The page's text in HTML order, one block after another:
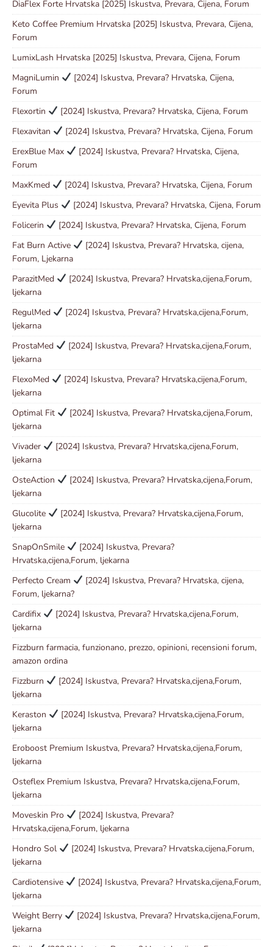
DiaFlex Forte Hrvatska [2025] Iskustva, Prevara, Cijena, Forum
Keto Coffee Premium Hrvatska [2025] Iskustva, Prevara, Cijena,
Forum
LumixLash Hrvatska [2025] Iskustva, Prevara, Cijena, Forum
MagniLumin
[2024] Iskustva, Prevara? Hrvatska, Cijena,
Forum
Flexortin
[2024] Iskustva, Prevara? Hrvatska, Cijena, Forum
Flexavitan
[2024] Iskustva, Prevara? Hrvatska, Cijena, Forum
ErexBlue Max
[2024] Iskustva, Prevara? Hrvatska, Cijena,
Forum
MaxKmed
[2024] Iskustva, Prevara? Hrvatska, Cijena, Forum
Eyevita Plus
[2024] Iskustva, Prevara? Hrvatska, Cijena, Forum
Folicerin
[2024] Iskustva, Prevara? Hrvatska, Cijena, Forum
Fat Burn Active
[2024] Iskustva, Prevara? Hrvatska, cijena,
Forum, Ljekarna
ParazitMed
[2024] Iskustva, Prevara? Hrvatska,cijena,Forum,
ljekarna
RegulMed
[2024] Iskustva, Prevara? Hrvatska,cijena,Forum,
ljekarna
ProstaMed
[2024] Iskustva, Prevara? Hrvatska,cijena,Forum,
ljekarna
FlexoMed
[2024] Iskustva, Prevara? Hrvatska,cijena,Forum,
ljekarna
Optimal Fit
[2024] Iskustva, Prevara? Hrvatska,cijena,Forum,
ljekarna
Vivader
[2024] Iskustva, Prevara? Hrvatska,cijena,Forum,
ljekarna
OsteAction
[2024] Iskustva, Prevara? Hrvatska,cijena,Forum,
ljekarna
Glucolite
[2024] Iskustva, Prevara? Hrvatska,cijena,Forum,
ljekarna
SnapOnSmile
[2024] Iskustva, Prevara?
Hrvatska,cijena,Forum, ljekarna
Perfecto Cream
[2024] Iskustva, Prevara? Hrvatska, cijena,
Forum, ljekarna?
Cardifix
[2024] Iskustva, Prevara? Hrvatska,cijena,Forum,
ljekarna
Fizzburn farmacia, funzionano, prezzo, opinioni, recensioni forum,
amazon ordina
Fizzburn
[2024] Iskustva, Prevara? Hrvatska,cijena,Forum,
ljekarna
Keraston
[2024] Iskustva, Prevara? Hrvatska,cijena,Forum,
ljekarna
Eroboost Premium Iskustva, Prevara? Hrvatska,cijena,Forum,
ljekarna
Osteflex Premium Iskustva, Prevara? Hrvatska,cijena,Forum,
ljekarna
Moveskin Pro
[2024] Iskustva, Prevara?
Hrvatska,cijena,Forum, ljekarna
Hondro Sol
[2024] Iskustva, Prevara? Hrvatska,cijena,Forum,
ljekarna
Cardiotensive
[2024] Iskustva, Prevara? Hrvatska,cijena,Forum,
ljekarna
Weight Berry
[2024] Iskustva, Prevara? Hrvatska,cijena,Forum,
ljekarna